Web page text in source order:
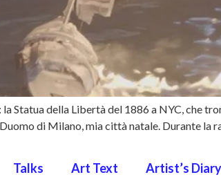
Statua della Libertà del 1886 a NYC, che
di Milano, mia città natale. Durante
Talks Art Text Artist’s Diary